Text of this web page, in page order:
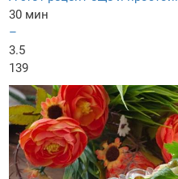
30 мин
–
3.5
139